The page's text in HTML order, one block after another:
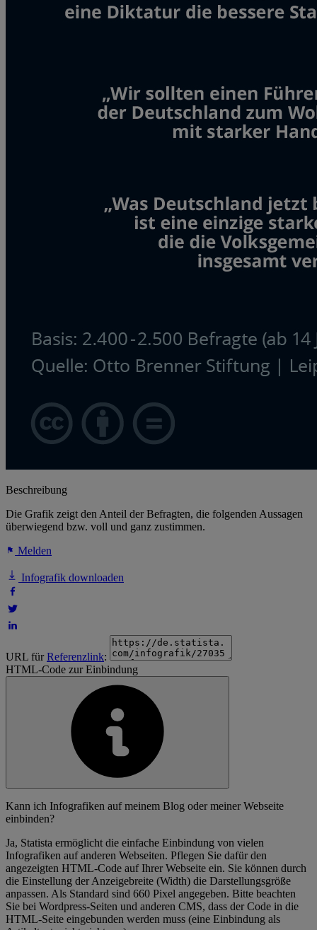
Beschreibung
Die Grafik zeigt den Anteil der Befragten, die folgenden Aussagen
überwiegend bzw. voll und ganz zustimmen.
Melden
Infografik downloaden
URL fürReferenzlink:
HTML-Code zur Einbindung
Kann ich Infografiken auf meinem Blog oder meiner Webseite
einbinden?
Ja, Statista ermöglicht die einfache Einbindung von vielen
Infografiken auf anderen Webseiten. Pflegen Sie dafür den
angezeigten HTML-Code auf Ihrer Webseite ein. Sie können durch
die Einstellung der Anzeigebreite (Width) die Darstellungsgröße
anpassen. Als Standard sind 660 Pixel angegeben. Bitte beachten
Sie bei Wordpress-Seiten und anderen CMS, dass der Code in die
HTML-Seite eingebunden werden muss (eine Einbindung als